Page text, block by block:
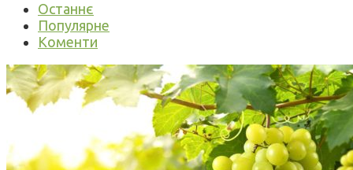
Останнє
Популярне
Коменти